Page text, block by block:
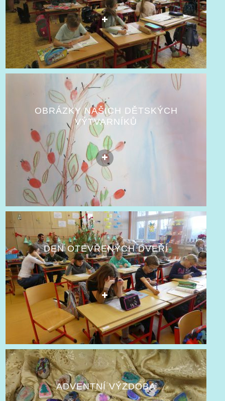
OBRÁZKY NAŠICH DĚTSKÝCH
VÝTVARNÍKŮ
DEN OTEVŘENÝCH DVEŘÍ
ADVENTNÍ VÝZDOBA